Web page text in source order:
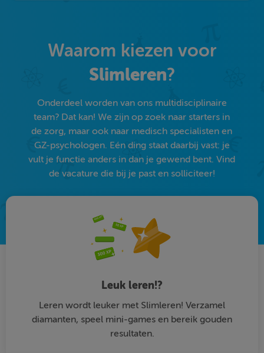
Waarom kiezen voor
Slimleren?
Onderdeel worden van ons multidisciplinaire
team? Dat kan! We zijn op zoek naar starters in
de zorg, maar ook naar medisch specialisten en
GZ-psychologen. Eén ding staat daarbij vast: je
vult je functie anders in dan je gewend bent. Vind
de vacature die bij je past en solliciteer!
Leuk leren!?
Leren wordt leuker met Slimleren! Verzamel
diamanten, speel mini-games en bereik gouden
resultaten.